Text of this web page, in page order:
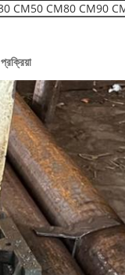
CM50 CM80 CM90